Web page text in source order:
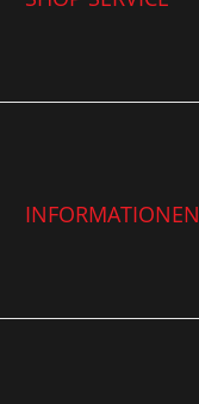
INFORMATIONEN